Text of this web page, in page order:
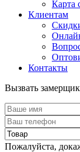
Карта
Клиентам
Контакты
Вызвать
Пожалуйста,